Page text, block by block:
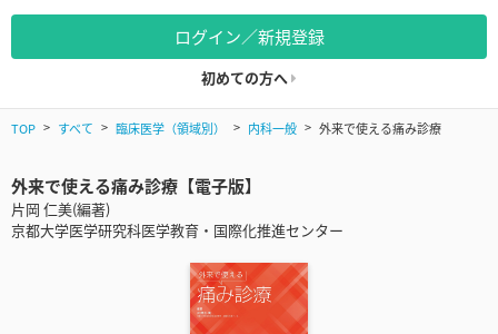
ログイン／新規登録
初めての方へ
TOP すべて 臨床医学（領域別） 内科一般 外来で使える痛み診療
外来で使える痛み診療【電子版】
片岡 仁美(編著)
京都大学医学研究科医学教育・国際化推進センター